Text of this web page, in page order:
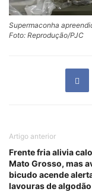
Supermaconha
Foto: Reprodução/PJC
Artigo anterior
Frente fria alivia
Mato Grosso, mas
bicudo acende
lavouras de algodão